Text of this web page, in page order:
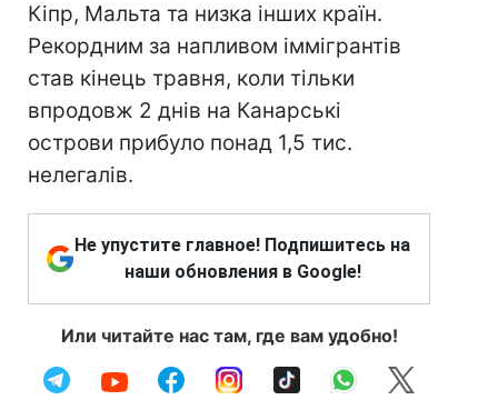
Кіпр, Мальта та низка інших країн.
Рекордним за напливом іммігрантів
став кінець травня, коли тільки
впродовж 2 днів на Канарські
острови прибуло понад 1,5 тис.
нелегалів.
Не упустите главное! Подпишитесь на
наши обновления в Google!
Или читайте нас там, где вам удобно!